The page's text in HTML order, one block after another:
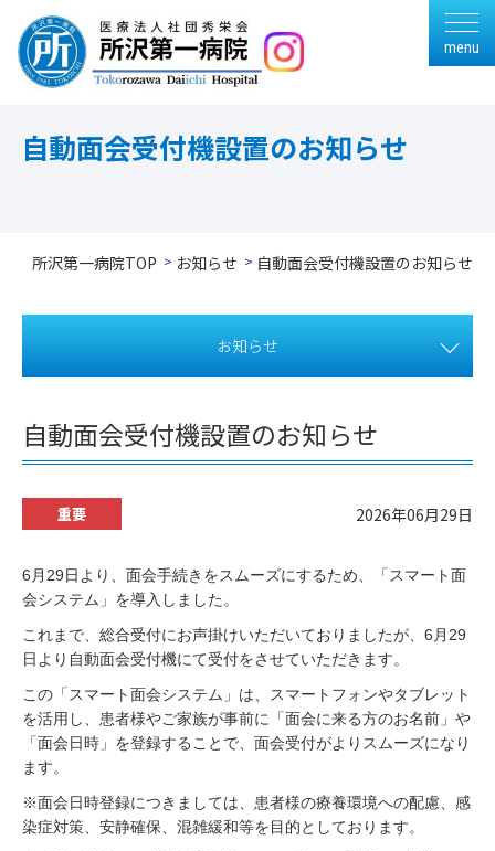
menu
自動面会受付機設置のお知らせ
所沢第一病院TOP お知らせ 自動面会受付機設置のお知らせ
お知らせ
自動面会受付機設置のお知らせ
重要 2026年06月29日
6月29日より、面会手続きをスムーズにするため、「スマート面
会システム」を導入しました。
これまで、総合受付にお声掛けいただいておりましたが、6月29
日より自動面会受付機にて受付をさせていただきます。
この「スマート面会システム」は、スマートフォンやタブレット
を活用し、患者様やご家族が事前に「面会に来る方のお名前」や
「面会日時」を登録することで、面会受付がよりスムーズになり
ます。
※面会日時登録につきましては、患者様の療養環境への配慮、感
染症対策、安静確保、混雑緩和等を目的としております。